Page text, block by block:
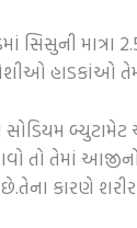
સિસુની
હાડકાંઓ
સોડિયમ
તો તેમાં
કારણે